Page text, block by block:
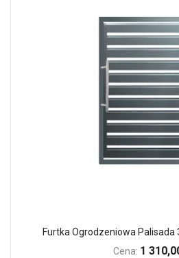
Furtka Ogrodzeniowa Palisada
Cena: 1